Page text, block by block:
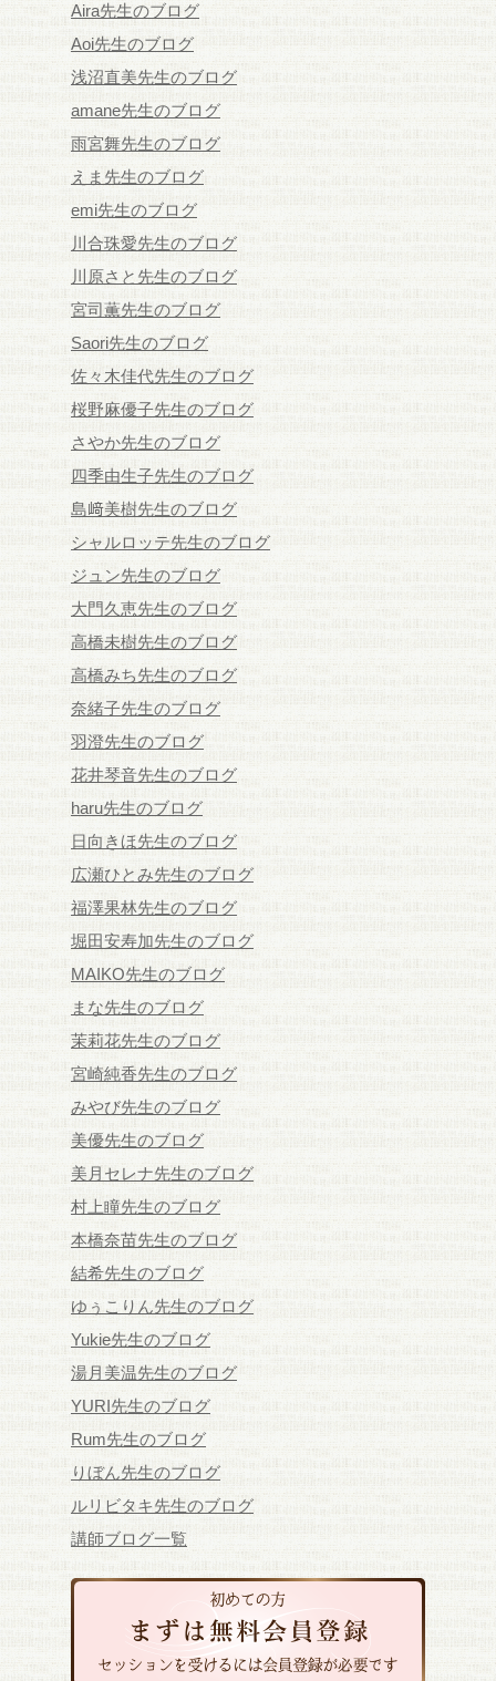
Aira先生のブログ
Aoi先生のブログ
浅沼直美先生のブログ
amane先生のブログ
雨宮舞先生のブログ
えま先生のブログ
emi先生のブログ
川合珠愛先生のブログ
川原さと先生のブログ
宮司薫先生のブログ
Saori先生のブログ
佐々木佳代先生のブログ
桜野麻優子先生のブログ
さやか先生のブログ
四季由生子先生のブログ
島﨑美樹先生のブログ
シャルロッテ先生のブログ
ジュン先生のブログ
大門久恵先生のブログ
高橋未樹先生のブログ
高橋みち先生のブログ
奈緒子先生のブログ
羽澄先生のブログ
花井琴音先生のブログ
haru先生のブログ
日向きほ先生のブログ
広瀬ひとみ先生のブログ
福澤果林先生のブログ
堀田安寿加先生のブログ
MAIKO先生のブログ
まな先生のブログ
茉莉花先生のブログ
宮崎純香先生のブログ
みやび先生のブログ
美優先生のブログ
美月セレナ先生のブログ
村上瞳先生のブログ
本橋奈苗先生のブログ
結希先生のブログ
ゆぅこりん先生のブログ
Yukie先生のブログ
湯月美温先生のブログ
YURI先生のブログ
Rum先生のブログ
りぼん先生のブログ
ルリビタキ先生のブログ
講師ブログ一覧